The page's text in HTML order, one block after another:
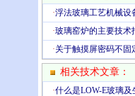
·浮法玻璃工艺机械设
·玻璃窑炉的主要技术
·关于触摸屏密码不固
相关技术文章：
·什么是LOW-E玻璃及